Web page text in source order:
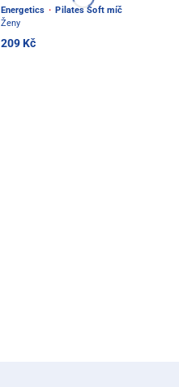
Energetics · Pilates Soft míč
Ženy
209 Kč